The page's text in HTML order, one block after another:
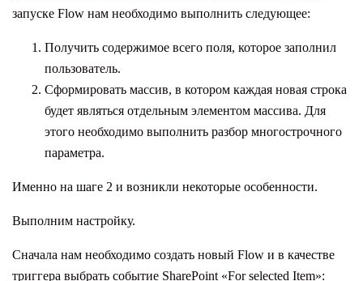
запуске Flow нам необходимо выполнить следующее:
Получить содержимое всего поля, которое заполнил
пользователь.
Сформировать массив, в котором каждая новая строка
будет являться отдельным элементом массива. Для
этого необходимо выполнить разбор многострочного
параметра.
Именно на шаге 2 и возникли некоторые особенности.
Выполним настройку.
Сначала нам необходимо создать новый Flow и в качестве
триггера выбрать событие SharePoint «For selected Item»: